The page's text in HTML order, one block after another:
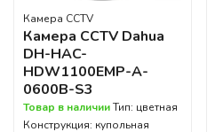
Камера CCTV
Камера CCTV Dahua
DH-HAC-
HDW1100EMP-A-
0600B-S3
Товар в наличииТип: цветная
Конструкция: купольная